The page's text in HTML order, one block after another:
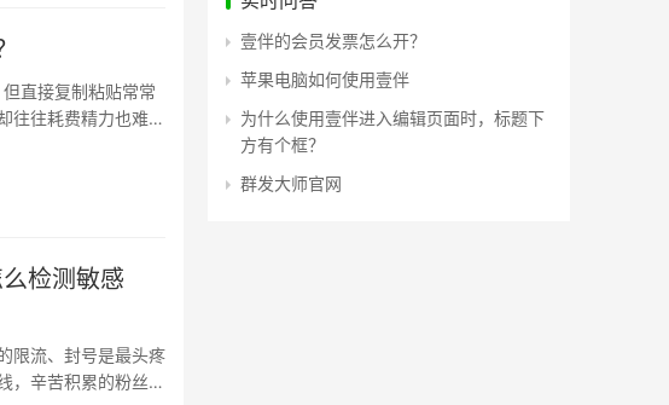
直接复制粘贴常常
往往耗费精力也难以
检测敏感
限流、封号是最头疼
，辛苦积累的粉丝和
壹伴的会员发票怎么开？
苹果电脑如何使用壹伴
为什么使用壹伴进入编辑页面时，标题下
方有个框？
群发大师官网